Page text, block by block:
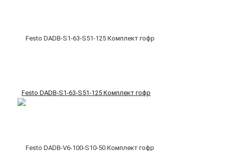
Festo DADB-S1-63-S51-125 Комплект гофр